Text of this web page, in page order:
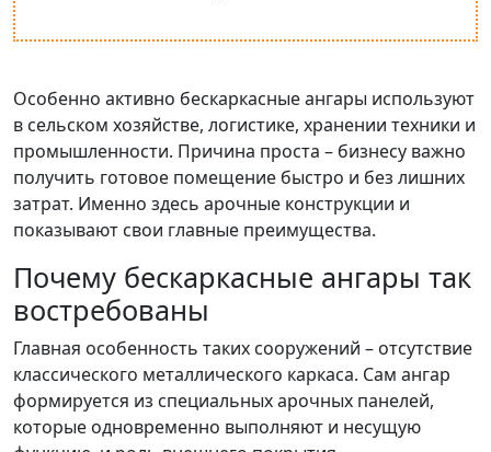
Особенно активно бескаркасные ангары используют
в сельском хозяйстве, логистике, хранении техники и
промышленности. Причина проста – бизнесу важно
получить готовое помещение быстро и без лишних
затрат. Именно здесь арочные конструкции и
показывают свои главные преимущества.
Почему бескаркасные ангары так
востребованы
Главная особенность таких сооружений – отсутствие
классического металлического каркаса. Сам ангар
формируется из специальных арочных панелей,
которые одновременно выполняют и несущую